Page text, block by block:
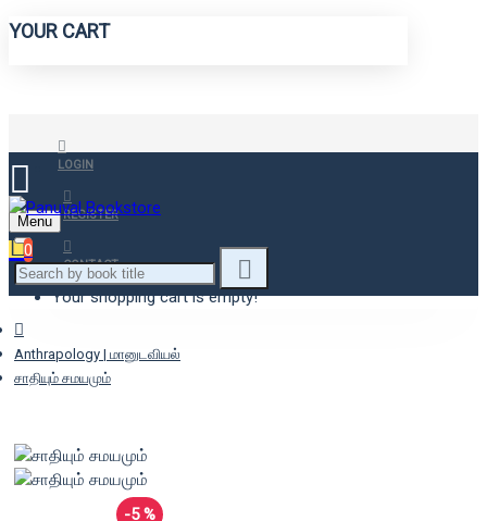
YOUR CART
LOGIN
REGISTER
CONTACT
Menu
0
Your shopping cart is empty!
Anthrapology | மானுடவியல்
சாதியும் சமயமும்
-5 %